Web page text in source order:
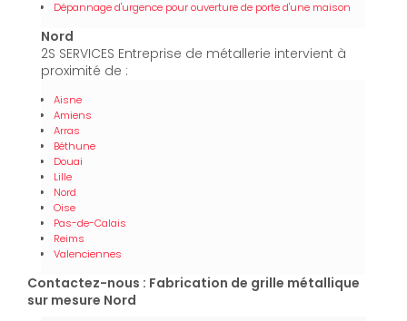
Dépannage d'urgence pour ouverture de porte d'une maison
Nord
2S SERVICES Entreprise de métallerie intervient à
proximité de :
Aisne
Amiens
Arras
Béthune
Douai
Lille
Nord
Oise
Pas-de-Calais
Reims
Valenciennes
Contactez-nous : Fabrication de grille métallique
sur mesure Nord